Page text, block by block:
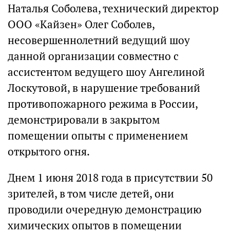
Наталья Соболева, технический директор
ООО «Кайзен» Олег Соболев,
несовершеннолетний ведущий шоу
данной организации совместно с
ассистентом ведущего шоу Ангелиной
Лоскутовой, в нарушение требований
противопожарного режима в России,
демонстрировали в закрытом
помещении опыты с применением
открытого огня.
Днем 1 июня 2018 года в присутствии 50
зрителей, в том числе детей, они
проводили очередную демонстрацию
химических опытов в помещении